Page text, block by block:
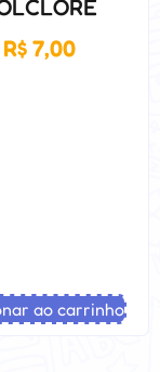
R$7,00
ao carrinho